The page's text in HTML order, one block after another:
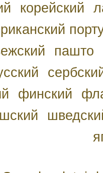
корейский
пашто
финский